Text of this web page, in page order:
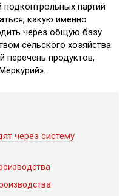
партий
какую именно
через общую базу
сельского хозяйства
перечень продуктов,
через систему